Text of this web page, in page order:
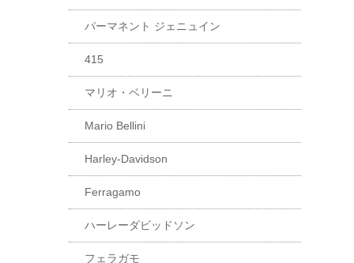
パーマネント ジェニュイン
415
マリオ・ベリーニ
Mario Bellini
Harley-Davidson
Ferragamo
ハーレーダビッドソン
フェラガモ